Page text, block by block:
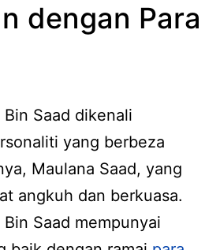
dengan Para
Saad dikenali
yang berbeza
Maulana Saad, yang
angkuh dan berkuasa.
Saad mempunyai